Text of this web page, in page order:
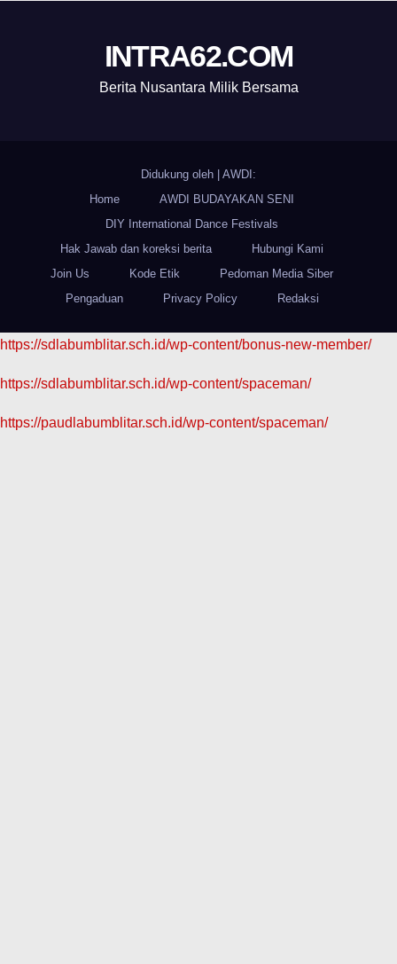
INTRA62.COM
Berita Nusantara Milik Bersama
Didukung oleh
AWDI:
Home
AWDI BUDAYAKAN SENI
DIY International Dance Festivals
Hak Jawab dan koreksi berita
Hubungi Kami
Join Us
Kode Etik
Pedoman Media Siber
Pengaduan
Privacy Policy Redaksi
https://sdlabumblitar.sch.id/wp-content/bonus-new-member/
https://sdlabumblitar.sch.id/wp-content/spaceman/
https://paudlabumblitar.sch.id/wp-content/spaceman/